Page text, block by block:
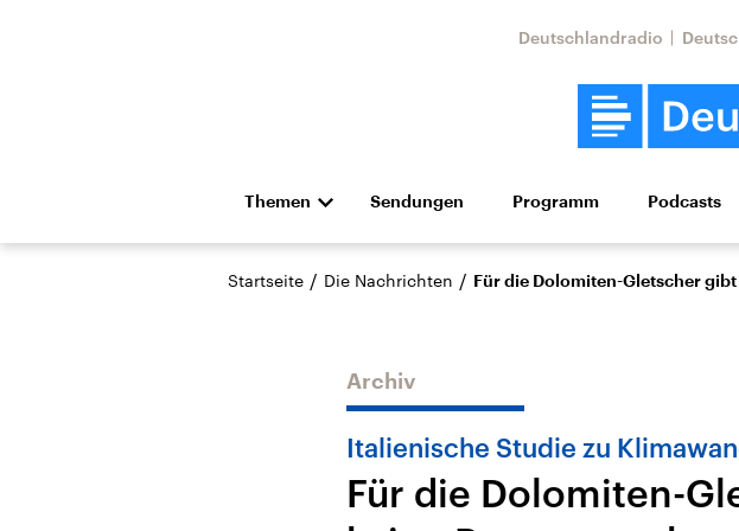
Deutschlandradio
Themen
Die Nachrichten Politik Wirtschaft Wissen
Hörspiel und Feature Musik
Landtagswahl Sachsen-
USA
Sendungen Programm Podcasts
Startseite / Die Nachrichten / Für die Dolomiten-Gletscher
Archiv
Italienische Studie zu
Für die Dolomiten-